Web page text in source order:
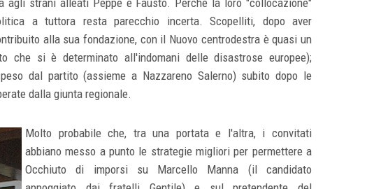
agli strani alleati Peppe e Fausto. Perché la loro "collocazione"
a tuttora resta parecchio incerta. Scopelliti, dopo aver
alla sua fondazione, con il Nuovo centrodestra è quasi un
che si è determinato all'indomani delle disastrose europee);
dal partito (assieme a Nazzareno Salerno) subito dopo le
dalla giunta regionale.
Molto probabile che, tra una portata e l'altra, i convitati
abbiano messo a punto le strategie migliori per permettere a
Occhiuto di imporsi su Marcello Manna (il candidato